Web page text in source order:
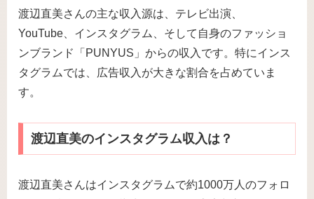
渡辺直美さんの主な収入源は、テレビ出演、
YouTube、インスタグラム、そして自身のファッショ
ンブランド「PUNYUS」からの収入です。特にインス
タグラムでは、広告収入が大きな割合を占めていま
す。
渡辺直美のインスタグラム収入は？
渡辺直美さんはインスタグラムで約1000万人のフォロ